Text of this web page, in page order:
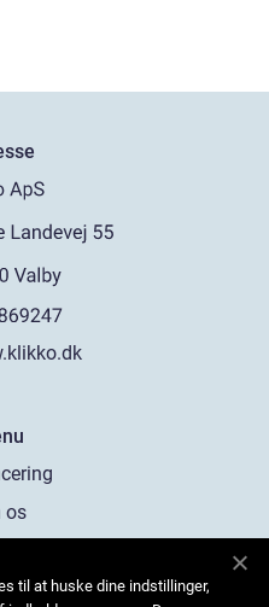
os
os
til at huske dine indstillinger,